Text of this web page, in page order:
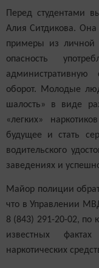
Перед студентами
Алия Ситдикова. Она
примеры из личной
опасность
административную
оборот. Молодые
шалость» в виде
«легких»
будущее и стать
водительского
заведениях и
Майор полиции
что в Управлении
8 (843) 291-20-02, по
известных
наркотических